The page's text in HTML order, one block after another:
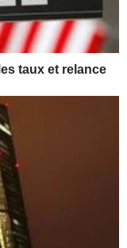
taux et relance